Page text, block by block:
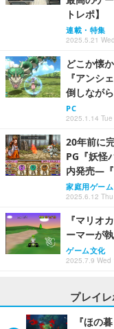
トレポ】
連載・特集
2025.5.21
どこか懐
『アンシ
倒しなが
PC
2025.1.14
20年前に
PG『妖怪
内発売―
家庭用ゲーム
2025.6.12
『マリオ
ーマーが
ゲーム文化
2025.7.9 Wed
プレイ
『ほの